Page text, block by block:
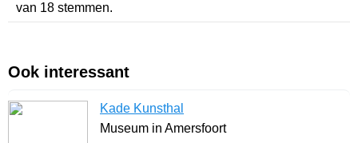
van 18 stemmen.
Ook interessant
Kade Kunsthal
Museum in Amersfoort